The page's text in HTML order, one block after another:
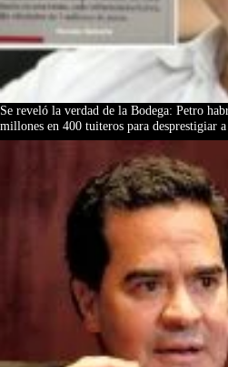
Se reveló la verdad de la Bodega: Petro
millones en 400 tuiteros para desprestigiar